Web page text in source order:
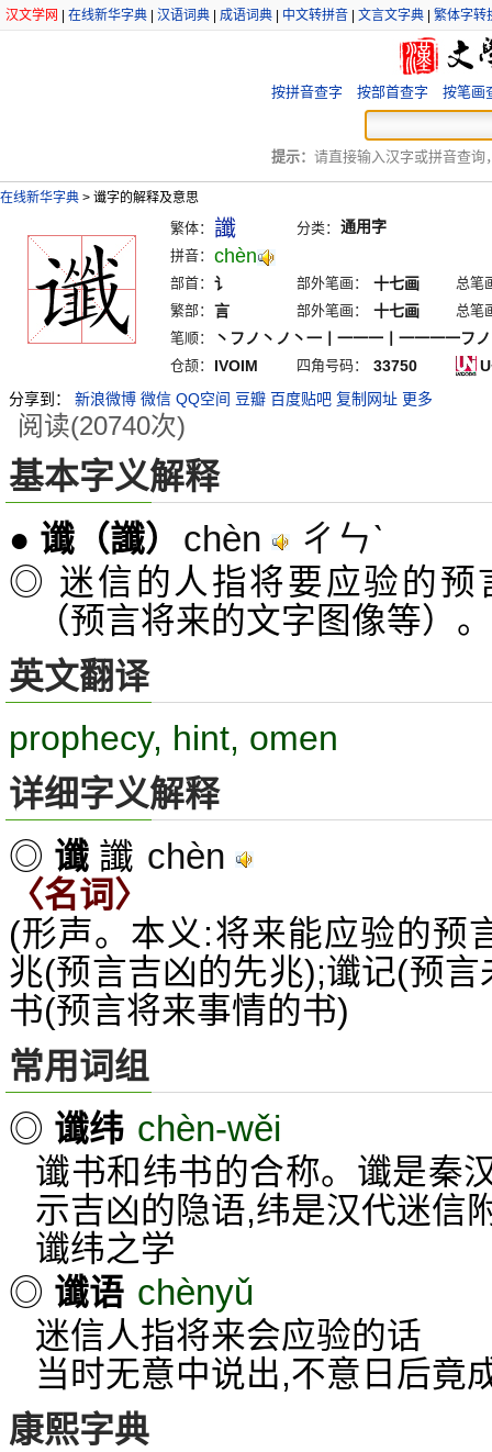
汉文学网 在线新华字典 汉语词典 成语词典 中文转拼音 文言文字典 繁体字转
按拼音查字 按部首查字 按笔画
提示： 请直接输入汉字或拼音查询
在线新华字典 > 谶字的解释及意思
繁体： 讖 分类： 通用字
拼音： chèn
部首： 讠 部外笔画： 十七画
总笔
繁部： 言 部外笔画： 十七画
总笔
笔顺：
丶フノ丶ノ丶一丨一一一丨一一一一フ
仓颉： IVOIM 四角号码： 33750
分享到：
新浪微博 微信 QQ空间 豆瓣 百度贴吧 复制网址 更多
阅读(20740次)
基本字义解释
● 谶 （讖） chèn ㄔㄣˋ
◎ 迷信的人指将要应验的预
（预言将来的文字图像等）。
英文翻译
prophecy, hint, omen
详细字义解释
◎ 谶 讖 chèn
〈名词〉
(形声。本义:将来能应验的预
兆(预言吉凶的先兆);谶记(预
书(预言将来事情的书)
常用词组
◎ 谶纬 chèn-wěi
谶书和纬书的合称。谶是秦
示吉凶的隐语,纬是汉代迷信
谶纬之学
◎ 谶语 chènyǔ
迷信人指将来会应验的话
当时无意中说出,不意日后竟
康熙字典